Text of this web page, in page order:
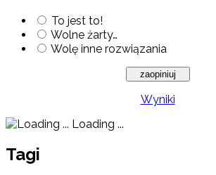
To jest to!
Wolne żarty…
Wolę inne rozwiązania
Wyniki
Loading ...
Tagi